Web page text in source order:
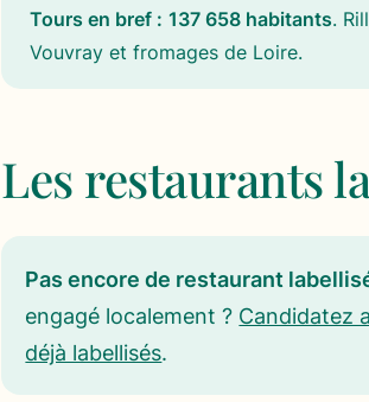
Tours en bref : 137 658 habitants.
Vouvray et fromages de Loire.
Les restaurants
Pas encore de restaurant
engagé localement ? Candidatez
déjà labellisés.